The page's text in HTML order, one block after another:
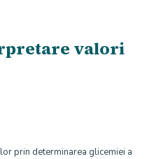
valori
prin determinarea glicemiei a